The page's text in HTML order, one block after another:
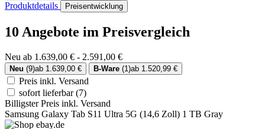
Produktdetails Preisentwicklung
10 Angebote im Preisvergleich
Neu ab 1.639,00 € - 2.591,00 €
Neu (9)ab 1.639,00 € B-Ware (1)ab 1.520,99 €
Preis inkl. Versand
sofort lieferbar(7)
Billigster Preis inkl. Versand
Samsung Galaxy Tab S11 Ultra 5G (14,6 Zoll) 1 TB Gray